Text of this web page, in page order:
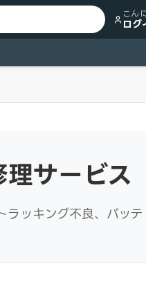
こん
ログ
サービス
キング不良、バッテ